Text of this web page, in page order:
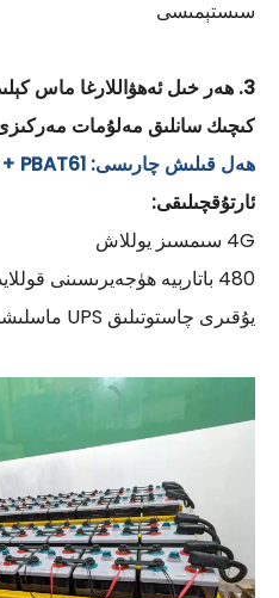
سىستېمىسى
3. ھەر خىل ئەھۋاللارغا ماس كېلىدىغان ھەل قىلىش چارىسى
كىچىك سانلىق مەلۇمات
ھەل قىلىش چارىسى: PBAT-Gate + PBAT61
ئارتۇقچىلىقى:
4G سىمسىز يوللاش
480 باتارېيە ھۈجەيرىسىنى قوللايدۇ
يۇقىرى چاستوتىلىق UPS ماسلىشىشچانلىقى